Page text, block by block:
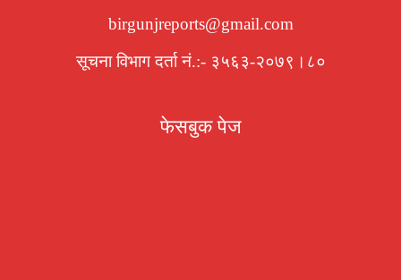
birgunjreports@gmail.com
सूचना विभाग दर्ता नं.:- ३५६३-२०७९।८०
फेसबुक पेज